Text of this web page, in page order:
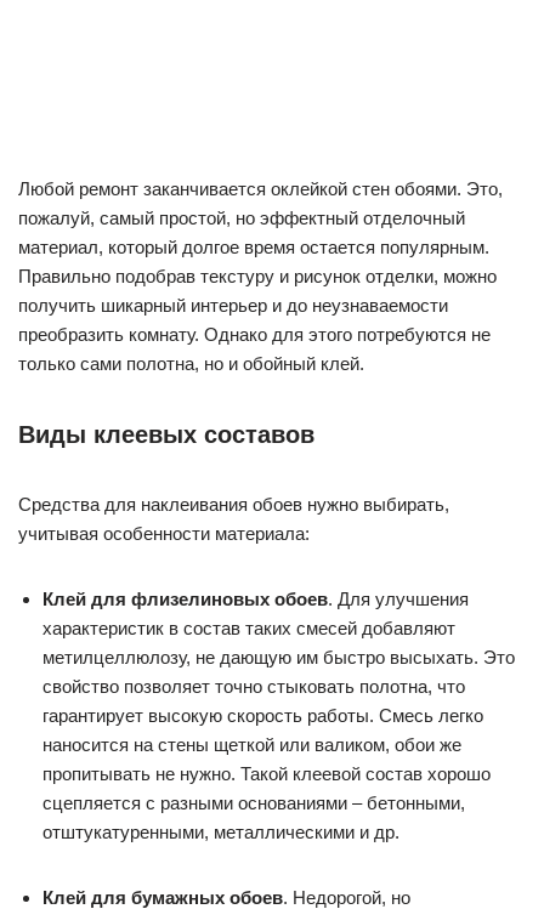
Любой ремонт заканчивается оклейкой стен обоями. Это,
пожалуй, самый простой, но эффектный отделочный
материал, который долгое время остается популярным.
Правильно подобрав текстуру и рисунок отделки, можно
получить шикарный интерьер и до неузнаваемости
преобразить комнату. Однако для этого потребуются не
только сами полотна, но и обойный клей.
Виды клеевых составов
Средства для наклеивания обоев нужно выбирать,
учитывая особенности материала:
Клей для флизелиновых обоев. Для улучшения
характеристик в состав таких смесей добавляют
метилцеллюлозу, не дающую им быстро высыхать. Это
свойство позволяет точно стыковать полотна, что
гарантирует высокую скорость работы. Смесь легко
наносится на стены щеткой или валиком, обои же
пропитывать не нужно. Такой клеевой состав хорошо
сцепляется с разными основаниями – бетонными,
отштукатуренными, металлическими и др.
Клей для бумажных обоев. Недорогой, но